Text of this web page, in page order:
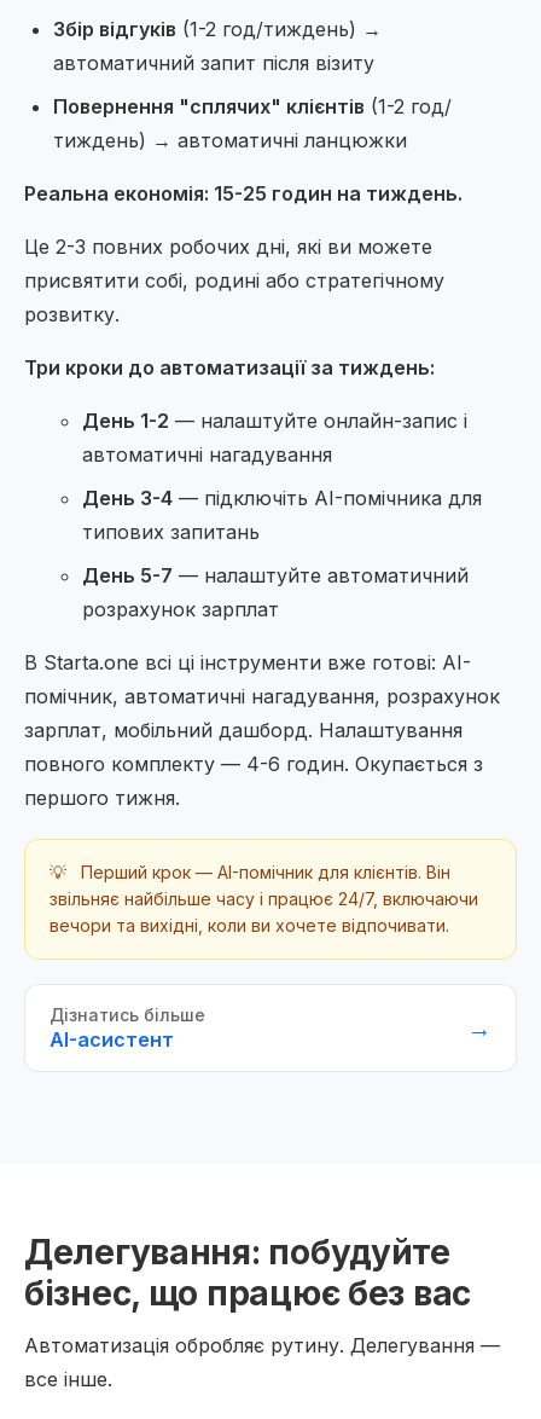
Збір відгуків (1-2 год/тиждень) →
автоматичний запит після візиту
Повернення "сплячих" клієнтів (1-2 год/
тиждень) → автоматичні ланцюжки
Реальна економія: 15-25 годин на тиждень.
Це 2-3 повних робочих дні, які ви можете
присвятити собі, родині або стратегічному
розвитку.
Три кроки до автоматизації за тиждень:
День 1-2 — налаштуйте онлайн-запис і
автоматичні нагадування
День 3-4 — підключіть AI-помічника для
типових запитань
День 5-7 — налаштуйте автоматичний
розрахунок зарплат
В Starta.one всі ці інструменти вже готові: AI-
помічник, автоматичні нагадування, розрахунок
зарплат, мобільний дашборд. Налаштування
повного комплекту — 4-6 годин. Окупається з
першого тижня.
💡
Перший крок — AI-помічник для клієнтів. Він
звільняє найбільше часу і працює 24/7, включаючи
вечори та вихідні, коли ви хочете відпочивати.
Дізнатись більше
AI-асистент →
Делегування: побудуйте
бізнес, що працює без вас
Автоматизація обробляє рутину. Делегування —
все інше.